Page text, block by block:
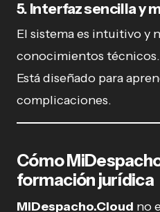
5. Interfaz sencilla y
El sistema es intuitivo y
conocimientos técnicos.
Está diseñado para
complicaciones.
Cómo
formación jurídica
MiDespacho.Cloud no